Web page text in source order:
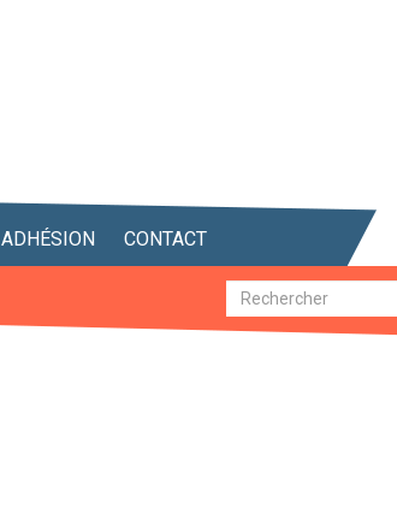
ADHÉSION CONTACT
Recherche